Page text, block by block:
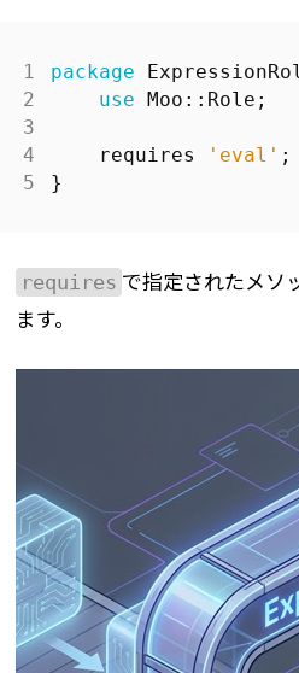
package
use Moo::Role ;
requires 'eval' ;
}
requires で指定されたメソ
ます。